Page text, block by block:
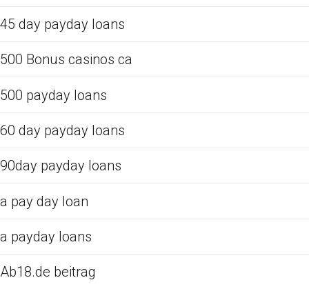
45 day payday loans
500 Bonus casinos ca
500 payday loans
60 day payday loans
90day payday loans
a pay day loan
a payday loans
Ab18.de beitrag